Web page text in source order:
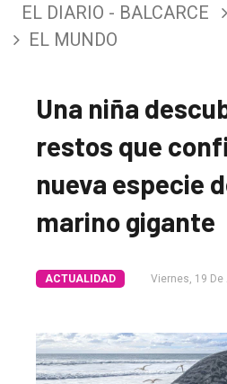
EL DIARIO - BALCARCE
EL MUNDO
Una niña
restos que
nueva especie
marino gigante
ACTUALIDAD Viernes, 19 De